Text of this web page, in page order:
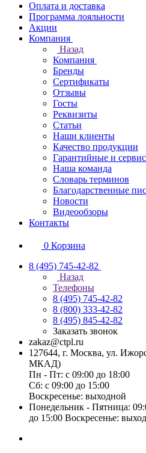
Оплата и доставка
Программа лояльности
Акции
Компания
Назад
Компания
Бренды
Сертификаты
Отзывы
Госты
Реквизиты
Статьи
Наши клиенты
Качество продукции
Гарантийные и
Наша команда
Словарь терминов
Благодарственные
Новости
Видеообзоры
Контакты
0 Корзина
8 (495) 745-42-82
Назад
Телефоны
8 (495) 745-42-82
8 (800) 333-42-82
8 (495) 845-42-82
Заказать звонок
zakaz@ctpl.ru
127644, г. Москва, ул.
МКАД)
Пн - Пт: с 09:00 до 18:00
Сб: с 09:00 до 15:00
Воскресенье: выходной
Понедельник - Пятница:
до 15:00 Воскресенье: